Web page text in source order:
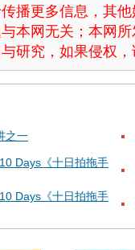
播更多信息，其
本网无关；本网
研究，如果侵权
之一
Days《十日拍拖手
Days《十日拍拖手